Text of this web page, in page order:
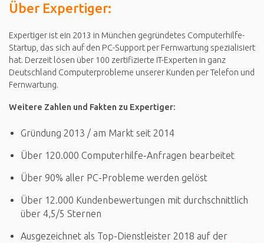
Über Expertiger:
Expertiger ist ein 2013 in München gegründetes Computerhilfe-
Startup, das sich auf den PC-Support per Fernwartung spezialisiert
hat. Derzeit lösen über 100 zertifizierte IT-Experten in ganz
Deutschland Computerprobleme unserer Kunden per Telefon und
Fernwartung.
Weitere Zahlen und Fakten zu Expertiger:
Gründung 2013 / am Markt seit 2014
Über 120.000 Computerhilfe-Anfragen bearbeitet
Über 90% aller PC-Probleme werden gelöst
Über 12.000 Kundenbewertungen mit durchschnittlich
über 4,5/5 Sternen
Ausgezeichnet als Top-Dienstleister 2018 auf der